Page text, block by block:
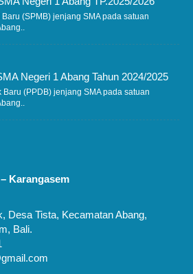
(SPMB) jenjang SMA pada satuan
Negeri 1 Abang Tahun 2024/2025
(PPDB) jenjang SMA pada satuan
Karangasem
Desa Tista, Kecamatan Abang,
Bali.